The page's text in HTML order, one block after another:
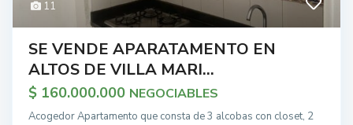
11
SE VENDE APARATAMENTO EN
ALTOS DE VILLA MARI...
$ 160.000.000 NEGOCIABLES
Acogedor Apartamento que consta de 3 alcobas con closet, 2